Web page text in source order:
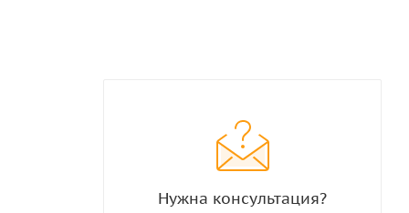
Нужна консультация?